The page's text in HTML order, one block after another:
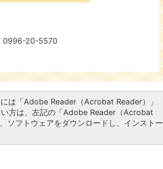
0996-20-5570
は「Adobe Reader（Acrobat Reader）」
方は、左記の「Adobe Reader（Acrobat
ソフトウェアをダウンロードし、インストー